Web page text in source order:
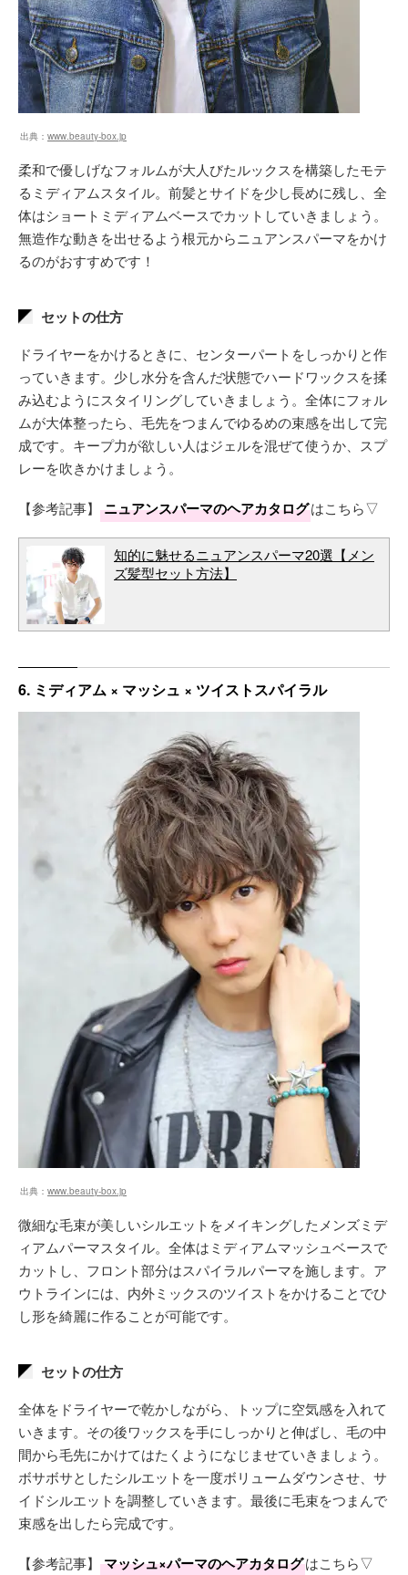
出典： www.beauty-box.jp
柔和で優しげなフォルムが大人びたルックスを構築したモテ
るミディアムスタイル。前髪とサイドを少し長めに残し、全
体はショートミディアムベースでカットしていきましょう。
無造作な動きを出せるよう根元からニュアンスパーマをかけ
るのがおすすめです！
セットの仕方
ドライヤーをかけるときに、センターパートをしっかりと作
っていきます。少し水分を含んだ状態でハードワックスを揉
み込むようにスタイリングしていきましょう。全体にフォル
ムが大体整ったら、毛先をつまんでゆるめの束感を出して完
成です。キープ力が欲しい人はジェルを混ぜて使うか、スプ
レーを吹きかけましょう。
【参考記事】 ニュアンスパーマのヘアカタログはこちら▽
知的に魅せるニュアンスパーマ20選【メン
ズ髪型セット方法】
6. ミディアム × マッシュ × ツイストスパイラル
出典： www.beauty-box.jp
微細な毛束が美しいシルエットをメイキングしたメンズミデ
ィアムパーマスタイル。全体はミディアムマッシュベースで
カットし、フロント部分はスパイラルパーマを施します。ア
ウトラインには、内外ミックスのツイストをかけることでひ
し形を綺麗に作ることが可能です。
セットの仕方
全体をドライヤーで乾かしながら、トップに空気感を入れて
いきます。その後ワックスを手にしっかりと伸ばし、毛の中
間から毛先にかけてはたくようになじませていきましょう。
ボサボサとしたシルエットを一度ボリュームダウンさせ、サ
イドシルエットを調整していきます。最後に毛束をつまんで
束感を出したら完成です。
【参考記事】 マッシュ×パーマのヘアカタログはこちら▽